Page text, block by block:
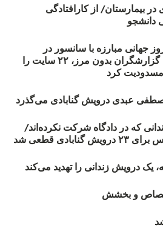
بیمارستان/ از کارافتادگی
اسفند) روز جهانی مبارزه با سانسور در
اینترنت: #آزادی هم‌آیند گزارشگران‌ بدون مرز، ۲۲ سایت را
کرد
عبدی درویش گنابادی می‌گذرد
درویش زندانی که در دادگاه شرکت نکرده‌اند/
یک درویش زندانی را تهدید می‌کند